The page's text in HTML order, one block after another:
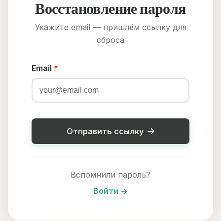
Восстановление пароля
Укажите email — пришлём ссылку для
сброса
Email *
Отправить ссылку
Вспомнили пароль?
Войти →